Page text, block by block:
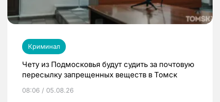
Криминал
Чету из Подмосковья будут судить за почтовую
пересылку запрещенных веществ в Томск
08:06 / 05.08.26